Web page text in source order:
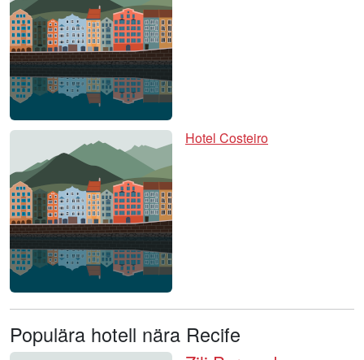
Hotel Costeiro
Populära hotell nära Recife